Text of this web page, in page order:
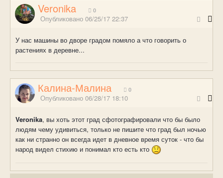
Veronika 0
Опубликовано 06/25/17 22:37
У нас машины во дворе градом помяло а что говорить о
растениях в деревне...
Калина-Малина 0
Опубликовано 06/28/17 18:10
Veronika, вы хоть этот град сфотографировали что бы было
людям чему удивиться, только не пишите что град был ночью
как ни странно он всегда идет в дневное время суток - что бы
народ видел стихию и понимал кто есть кто